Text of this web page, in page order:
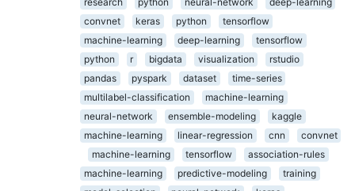
convnet
keras python
tensorflow
machine-learning
deep-learning
tensorflow
python
r bigdata visualization
rstudio
pandas
pyspark dataset
time-series
multilabel-classification
machine-learning
neural-network
ensemble-modeling
kaggle
machine-learning
linear-regression cnn
convnet
machine-learning
tensorflow
association-rules
machine-learning
predictive-modeling
training